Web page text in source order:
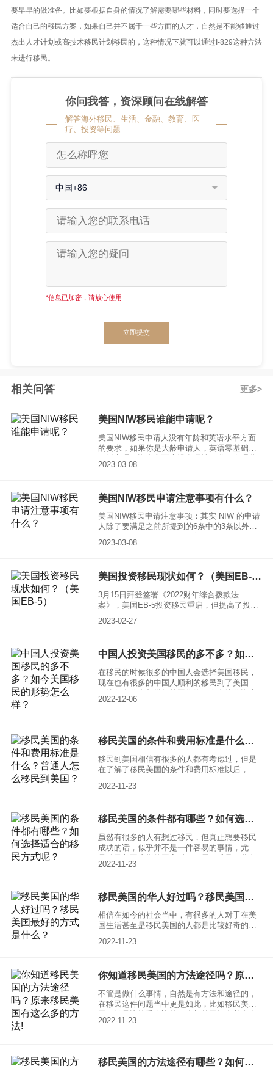
要早早的做准备。比如要根据自身的情况了解需要哪些材料，同时要选择一个
适合自己的移民方案，如果自己并不属于一些方面的人才，自然是不能够通过
杰出人才计划或高技术移民计划移民的，这种情况下就可以通过I-829这种方法
来进行移民。
你问我答，资深顾问在线解答
解答海外移民、生活、金融、教育、医
疗、投资等问题
中国+86
*信息已加密，请放心使用
立即提交
相关问答 更多
美国NIW移民谁能申请呢？
美国NIW移民申请人没有年龄和英语水平方面
的要求，如果你是大龄申请人，英语零基础也
用也不高，3.5万美金左右。
2023-03-08
美国NIW移民申请注意事项有什么？
美国NIW移民申请注意事项：其实 NIW 的申请
人除了要满足之前所提到的6条中的3条以外，
准，即：
2023-03-08
美国投资移民现状如何？（美国EB-5）
3月15日拜登签署《2022财年综合拨款法
案》，美国EB-5投资移民重启，但提高了投资
金，非TEA项目为100万美元。新政策中TEA项
2023-02-27
中国人投资美国移民的多不多？如今美国移民的形势怎么样？
在移民的时候很多的中国人会选择美国移民，
现在也有很多的中国人顺利的移民到了美国，
主义国家，移民的门槛是非常高的，但其实如
的，基本上只要能够为美国带来一定的利益，
就是可以移民。一起来了解一下，中国投资美
国移民的多不多？
2022-12-06
移民美国的条件和费用标准是什么？普通人怎么移民到美国？
移民到美国相信有很多的人都有考虑过，但是
在了解了移民美国的条件和费用标准以后，就
的人难以满足的，除了需要自己在一些领域上
2022-11-23
移民美国的条件都有哪些？如何选择适合的移民方式呢？
虽然有很多的人有想过移民，但真正想要移民
成功的话，似乎并不是一件容易的事情，尤其
件，一起来了解一下，移民美国的条件有哪
2022-11-23
移民美国的华人好过吗？移民美国最好的方式是什么？
相信在如今的社会当中，有很多的人对于在美
国生活甚至是移民美国的人都是比较好奇的，
了解一下移民美国的华人好过吗？移民美国的
2022-11-23
你知道移民美国的方法途径吗？原来移民美国有这么多的方法!
不管是做什么事情，自然是有方法和途径的，
在移民这件问题当中更是如此，比如移民美
的优势有着密不可分的关系，比如在美国除了
力。一起来具体了解一下，移民美国的方法途
径有哪些？
2022-11-23
移民美国的方法途径有哪些？如何选择适合自己的呢？